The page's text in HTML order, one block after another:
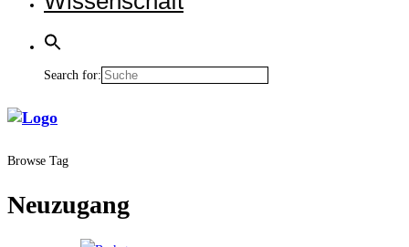
Search for:
Browse Tag
Neuzugang